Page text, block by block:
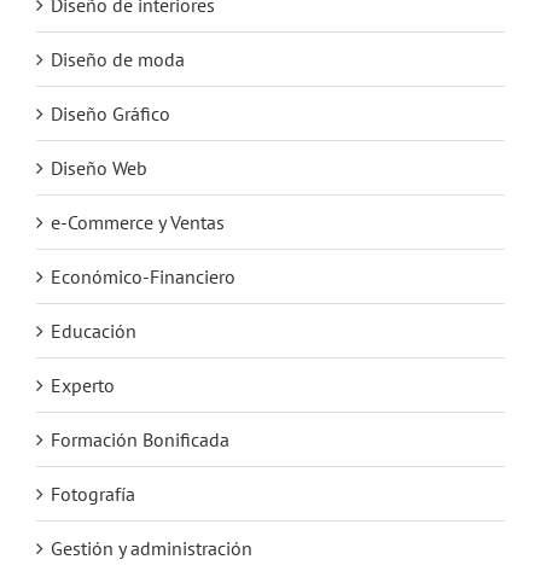
Diseño de moda
Diseño Gráfico
Diseño Web
e-Commerce y Ventas
Económico-Financiero
Educación
Experto
Formación Bonificada
Fotografía
Gestión y administración